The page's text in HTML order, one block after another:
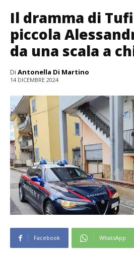
progetto (ph. Parco Archeologico Pompei)
Il dramma di
piccola
da una scala a
Di Antonella Di Martino
14 DICEMBRE 2024
Facebook WhatsApp